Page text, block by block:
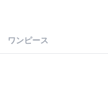
ワンピース